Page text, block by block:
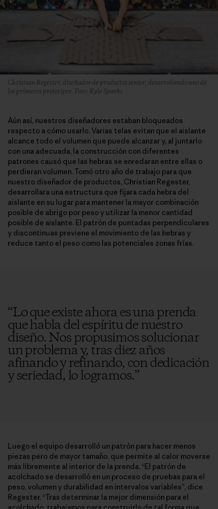
Christian Regester, diseñador de productos senior, desarrollando uno de
los primeros prototipos. Foto: Kyle Sparks
Aún así, nuestros diseñadores estaban bloqueados
respecto a cómo usarlo. Varias telas evitan que el aislante
alcance todo el volumen que puede alcanzar y, al juntarlo
con una adecuada, la construcción con diferentes
patrones causó que las hebras se enredaran entre ellas o
perdieran volumen. Tomó otro año de trabajo para que
nuestro diseñador de productos, Christian Regester,
desarrollara una estructura que fijara cada hebra del
aislante en su lugar para mantener la mayor combinación
posible de abrigo por peso y utilizar la menor cantidad
posible de aislante. El patrón de puntadas perpendiculares
y discontinuas previene el movimiento de las hebras y
reduce tanto el peso como las potenciales zonas frías.
“Lo que existe ahora es una prenda
que habla del espíritu de nuestro
diseño. Nos propusimos solucionar
un problema y, tras diez años
afinando y refinando, con dedicación
y seriedad, lo logramos.”
Luego el equipo desarrolló un patrón para hacer menos
piezas pero de mayor tamaño, que permite al calor moverse
más libremente al interior de la prenda. “El patrón de
acolchado se desarrolló en un proceso de pruebas para el
peso, volumen y durabilidad en intervalos variables”, dice
Regester. “Tras determinar la mejor dimensión para el